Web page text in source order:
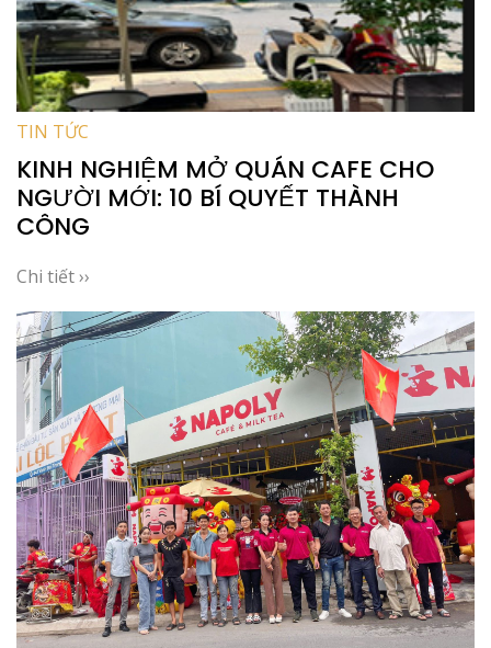
TIN TỨC
KINH NGHIỆM MỞ QUÁN CAFE CHO
NGƯỜI MỚI: 10 BÍ QUYẾT THÀNH
CÔNG
Chi tiết ››